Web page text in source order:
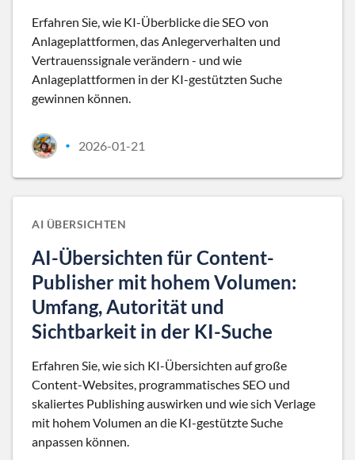
Erfahren Sie, wie KI-Überblicke die SEO von
Anlageplattformen, das Anlegerverhalten und
Vertrauenssignale verändern - und wie
Anlageplattformen in der KI-gestützten Suche
gewinnen können.
• 2026-01-21
AI ÜBERSICHTEN
AI-Übersichten für Content-
Publisher mit hohem Volumen:
Umfang, Autorität und
Sichtbarkeit in der KI-Suche
Erfahren Sie, wie sich KI-Übersichten auf große
Content-Websites, programmatisches SEO und
skaliertes Publishing auswirken und wie sich Verlage
mit hohem Volumen an die KI-gestützte Suche
anpassen können.